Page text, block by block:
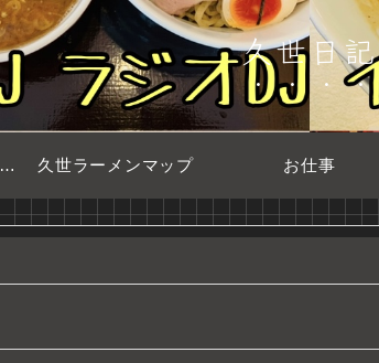
久世日記
プロフィール・ボイスサンプル 久世ラーメンマップ お仕事